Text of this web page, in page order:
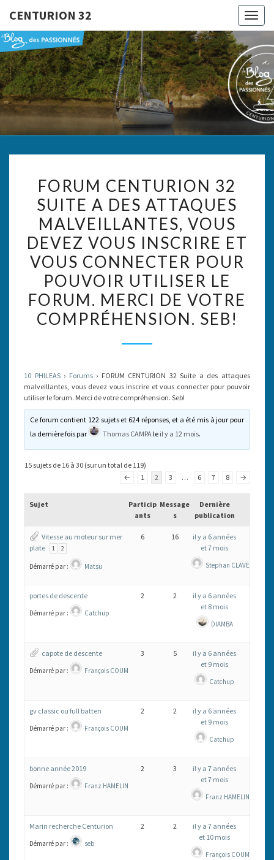
CENTURION 32
32
Le Blog
Des
Passionnés
CENTURION
32
SUITE
A
DES
ATTAQUES
MALVEILLANTES,
VOUS
DEVEZ
ET
VOUS
CONNECTER
POUR
POUVOIR
UTILISER
LE
FORUM.
MERCI
DE
VOTRE
COMPRÉHENSION.
FORUM CENTURION 32
SUITE A DES ATTAQUES
MALVEILLANTES, VOUS
DEVEZ VOUS INSCRIRE ET
VOUS CONNECTER POUR
POUVOIR UTILISER LE
FORUM. MERCI DE VOTRE
COMPRÉHENSION. SEB!
10 PHILEAS › Forums › FORUM CENTURION 32 Suite a des attaques
malveillantes, vous devez vous inscrire et vous connecter pour pouvoir
utiliser le forum. Merci de votre compréhension. Seb!
Ce forum contient 122 sujets et 624 réponses, et a été mis à jour pour
la dernière fois par
Thomas CAMPA le il y a 12 mois.
15 sujets de 16 à 30 (sur un total de 119)
←
1 2 3 … 6 7 8 →
Sujet
Particip
ants
Message
s
Dernière
publication
Vitesse au moteur sur mer
plate
1 2
Démarré par : Matsu
6 16
il y a 6 années
et 7 mois
Stephan CLAVERIE
portes de descente
Démarré par : Catchup
2 2
il y a 6 années
et 8 mois
DIAMBA
capote de descente
Démarré par : François COUM
3 5
il y a 6 années
et 9 mois
Catchup
gv classic ou full batten
Démarré par : François COUM
2 2
il y a 6 années
et 9 mois
Catchup
bonne année 2019
Démarré par : Franz HAMELIN
2 3
il y a 7 années
et 7 mois
Franz HAMELIN
Marin recherche Centurion
Démarré par : seb
2 2
il y a 7 années
et 10 mois
François COUM